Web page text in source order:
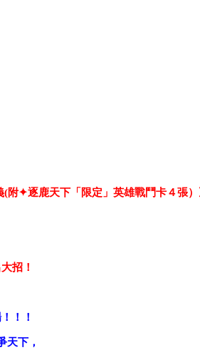
(附✦逐鹿天下「限定」英雄戰鬥卡４張
招！
！！
下，